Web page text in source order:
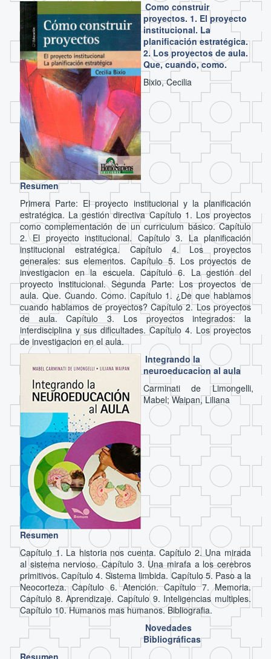
Como construir
proyectos. 1. El proyecto
institucional. La
planificación estratégica.
2. Los proyectos de aula.
Que, cuando, como.
Bixio, Cecilia
Resumen
Primera Parte: El proyecto institucional y la planificación
estratégica. La gestión directiva Capítulo 1. Los proyectos
como complementación de un curriculum básico. Capítulo
2. El proyecto institucional. Capítulo 3. La planificación
institucional estratégica. Capítulo 4. Los proyectos
generales: sus elementos. Capítulo 5. Los proyectos de
investigacion en la escuela. Capítulo 6. La gestión del
proyecto institucional. Segunda Parte: Los proyectos de
aula. Que. Cuando. Como. Capítulo 1. ¿De que hablamos
cuando hablamos de proyectos? Capítulo 2. Los proyectos
de aula. Capítulo 3. Los proyectos integrados: la
interdisciplina y sus dificultades. Capítulo 4. Los proyectos
de investigacion en el aula.
Integrando la
neuroeducacion al aula
Carminati de Limongelli,
Mabel; Waipan, Liliana
Resumen
Capítulo 1. La historia nos cuenta. Capítulo 2. Una mirada
al sistema nervioso. Capítulo 3. Una mirafa a los cerebros
primitivos. Capítulo 4. Sistema limbida. Capítulo 5. Paso a la
Neocorteza. Capítulo 6. Atención. Capítulo 7. Memoria.
Capítulo 8. Aprendizaje. Capítulo 9. Inteligencias multiples.
Capítulo 10. Humanos mas humanos. Bibliografia.
Novedades
Bibliográficas